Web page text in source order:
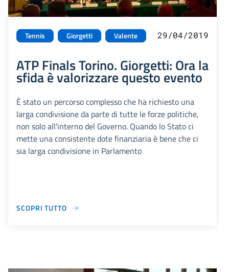
Tennis Giorgetti Valente 29/04/2019
ATP Finals Torino. Giorgetti: Ora la
sfida è valorizzare questo evento
È stato un percorso complesso che ha richiesto una
larga condivisione da parte di tutte le forze politiche,
non solo all'interno del Governo. Quando lo Stato ci
mette una consistente dote finanziaria è bene che ci
sia larga condivisione in Parlamento
SCOPRI TUTTO